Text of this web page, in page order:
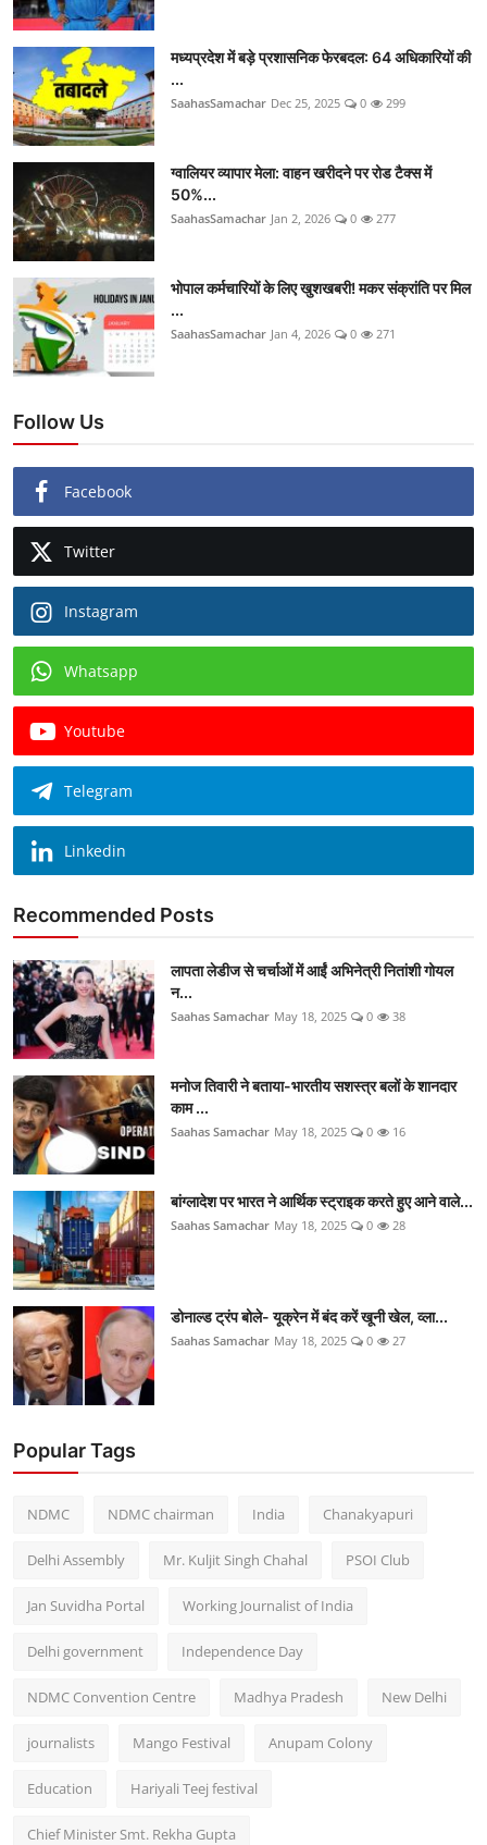
मध्यप्रदेश में बड़े प्रशासनिक फेरबदल: 64 अधिकारियों की
...
SaahasSamachar Dec 25, 2025 0 299
ग्वालियर व्यापार मेला: वाहन खरीदने पर रोड टैक्स में
50%...
SaahasSamachar Jan 2, 2026 0 277
भोपाल कर्मचारियों के लिए खुशखबरी! मकर संक्रांति पर मिल
...
SaahasSamachar Jan 4, 2026 0 271
Follow Us
Facebook
Twitter
Instagram
Whatsapp
Youtube
Telegram
Linkedin
Recommended Posts
लापता लेडीज से चर्चाओं में आईं अभिनेत्री नितांशी गोयल
न...
Saahas Samachar May 18, 2025 0 38
मनोज तिवारी ने बताया-भारतीय सशस्त्र बलों के शानदार
काम ...
Saahas Samachar May 18, 2025 0 16
बांग्लादेश पर भारत ने आर्थिक स्ट्राइक करते हुए आने वाले...
Saahas Samachar May 18, 2025 0 28
डोनाल्ड ट्रंप बोले- यूक्रेन में बंद करें खूनी खेल, व्ला...
Saahas Samachar May 18, 2025 0 27
Popular Tags
NDMC NDMC chairman India Chanakyapuri
Delhi Assembly Mr. Kuljit Singh Chahal PSOI Club
Jan Suvidha Portal Working Journalist of India
Delhi government Independence Day
NDMC Convention Centre Madhya Pradesh New Delhi
journalists Mango Festival Anupam Colony
Education Hariyali Teej festival
Chief Minister Smt. Rekha Gupta